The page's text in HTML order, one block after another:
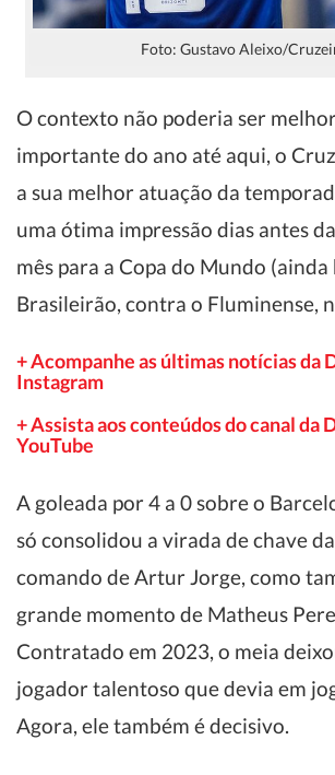
Foto: Gustavo Aleixo/
O contexto não poderia ser
importante do ano até aqui, o
a sua melhor atuação da
uma ótima impressão dias antes
mês para a Copa do Mundo (ainda
Brasileirão, contra o Fluminense,
+ Acompanhe as últimas notícias da
Instagram
+ Assista aos conteúdos do canal da
YouTube
A goleada por 4 a 0 sobre o
só consolidou a virada de chave
comando de Artur Jorge, como
grande momento de Matheus
Contratado em 2023, o meia
jogador talentoso que devia em
Agora, ele também é decisivo.